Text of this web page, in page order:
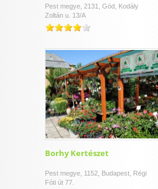
Pest megye, 2131, Göd, Kodály
Zoltán u. 13/A
Borhy Kertészet
Pest megye, 1152, Budapest, Régi
Fóti út 77.